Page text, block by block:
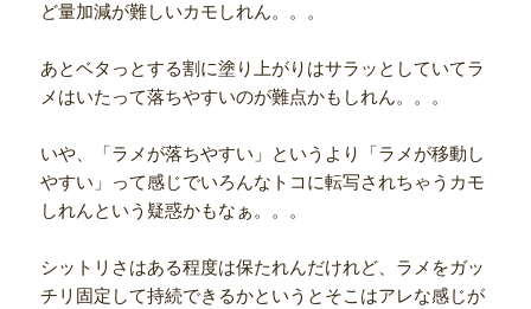
ど量加減が難しいカモしれん。。。
あとベタっとする割に塗り上がりはサラッとしていてラ
メはいたって落ちやすいのが難点かもしれん。。。
いや、「ラメが落ちやすい」というより「ラメが移動し
やすい」って感じでいろんなトコに転写されちゃうカモ
しれんという疑惑かもなぁ。。。
シットリさはある程度は保たれんだけれど、ラメをガッ
チリ固定して持続できるかというとそこはアレな感じが